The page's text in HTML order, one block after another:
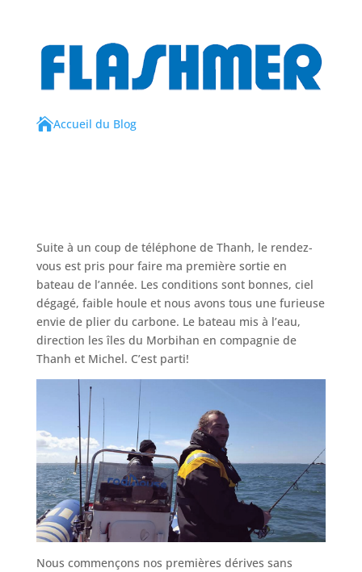
Accueil du Blog
Suite à un coup de téléphone de Thanh, le rendez-
vous est pris pour faire ma première sortie en
bateau de l’année. Les conditions sont bonnes, ciel
dégagé, faible houle et nous avons tous une furieuse
envie de plier du carbone. Le bateau mis à l’eau,
direction les îles du Morbihan en compagnie de
Thanh et Michel. C’est parti!
Nous commençons nos premières dérives sans